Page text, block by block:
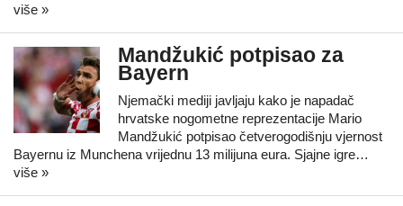
više »
Mandžukić potpisao za
Bayern
Njemački mediji javljaju kako je napadač
hrvatske nogometne reprezentacije Mario
Mandžukić potpisao četverogodišnju vjernost
Bayernu iz Munchena vrijednu 13 milijuna eura. Sjajne igre…
više »